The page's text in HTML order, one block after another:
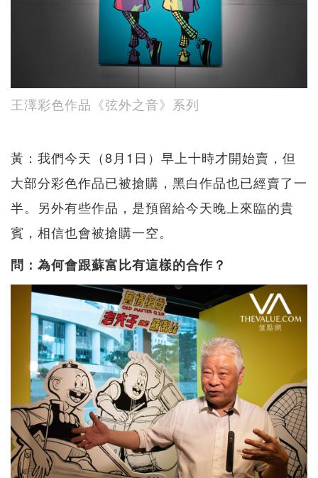
王澤彩色作品《弦外之音》系列
黃：我們今天（8月1日）早上十時才開始賣，但
大部分彩色作品已被搶購，黑白作品也已經賣了一
半。另外有些作品，是預留給今天晚上來臨的貴
賓，相信也會被搶購一空。
問：為何會跟蘇富比有這樣的合作？